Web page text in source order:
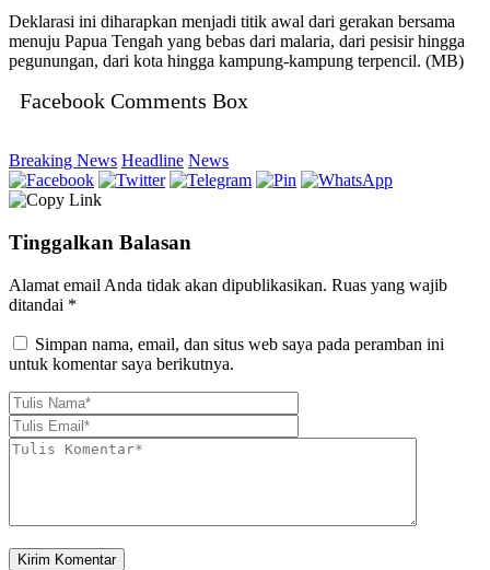
Deklarasi ini diharapkan menjadi titik awal dari gerakan bersama
menuju Papua Tengah yang bebas dari malaria, dari pesisir hingga
pegunungan, dari kota hingga kampung-kampung terpencil. (MB)
Facebook Comments Box
Breaking News Headline News
Tinggalkan Balasan
Alamat email Anda tidak akan dipublikasikan. Ruas yang wajib
ditandai *
Simpan nama, email, dan situs web saya pada peramban ini
untuk komentar saya berikutnya.